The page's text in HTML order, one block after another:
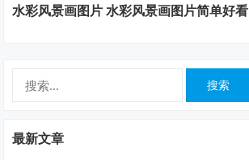
水彩风景画图片 水彩风景画图片简单好看
最新文章